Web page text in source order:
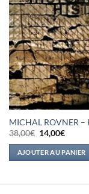
MICHAL ROVNER –
38,00€ Le
prix
initial
était :
38,00€.
14,00€Le
actuel
est :
AJOUTER AU PANIER